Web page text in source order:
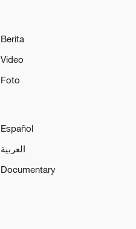
Berita
Video
Foto
Español
العربية
Documentary